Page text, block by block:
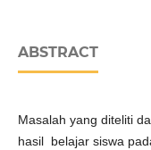
ABSTRACT
Masalah yang diteliti
hasil belajar siswa